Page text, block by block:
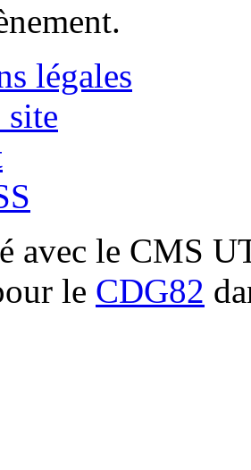
légales
site
avec le CMS
le CDG82